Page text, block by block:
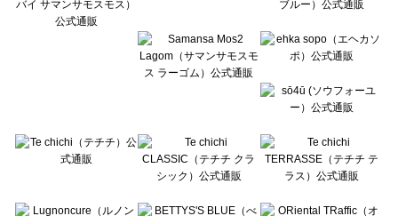
Wpc.（ワールドパーティー）のブルゾン 一覧